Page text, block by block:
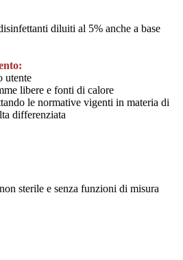
diluiti al 5% anche a base
utente
libere e fonti di calore
le normative vigenti in materia di
differenziata
sterile e senza funzioni di misura